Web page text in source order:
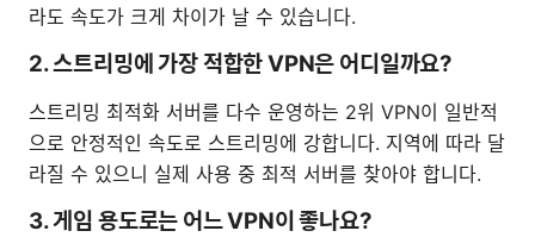
라도 속도가 크게 차이가 날 수 있습니다.
2. 스트리밍에 가장 적합한 VPN은 어디일까요?
스트리밍 최적화 서버를 다수 운영하는 2위 VPN이 일반적
으로 안정적인 속도로 스트리밍에 강합니다. 지역에 따라 달
라질 수 있으니 실제 사용 중 최적 서버를 찾아야 합니다.
3. 게임 용도로는 어느 VPN이 좋나요?